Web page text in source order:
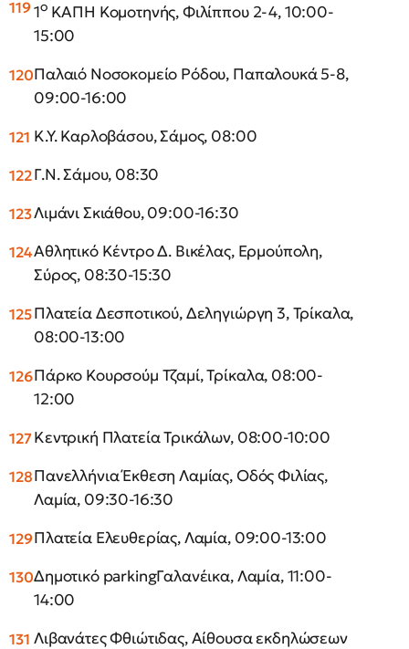
1οΚΑΠΗ Κομοτηνής, Φιλίππου 2-4, 10:00-
15:00
Παλαιό Νοσοκομείο Ρόδου, Παπαλουκά 5-8,
09:00-16:00
Κ.Υ. Καρλοβάσου, Σάμος, 08:00
Γ.Ν. Σάμου, 08:30
Λιμάνι Σκιάθου, 09:00-16:30
Αθλητικό Κέντρο Δ. Βικέλας, Ερμούπολη,
Σύρος, 08:30-15:30
Πλατεία Δεσποτικού, Δεληγιώργη 3, Τρίκαλα,
08:00-13:00
Πάρκο Κουρσούμ Τζαμί, Τρίκαλα, 08:00-
12:00
Κεντρική Πλατεία Τρικάλων, 08:00-10:00
Πανελλήνια Έκθεση Λαμίας, Οδός Φιλίας,
Λαμία, 09:30-16:30
Πλατεία Ελευθερίας, Λαμία, 09:00-13:00
Δημοτικό parkingΓαλανέικα, Λαμία, 11:00-
14:00
Λιβανάτες Φθιώτιδας, Αίθουσα εκδηλώσεων